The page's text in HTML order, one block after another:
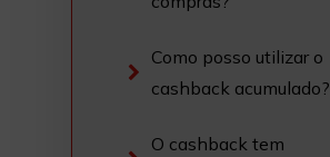
Como posso utilizar o
cashback acumulado?
O cashback tem